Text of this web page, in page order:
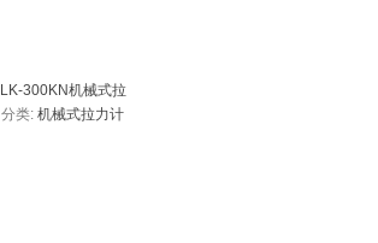
LK-300KN机械式拉
力计30吨
分类: 机械式拉力计